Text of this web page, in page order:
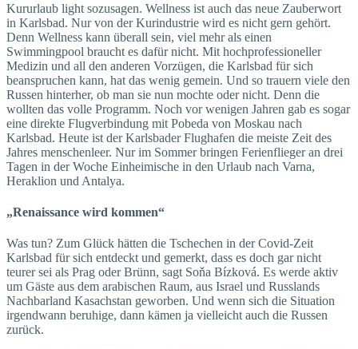
Kururlaub light sozusagen. Wellness ist auch das neue Zauberwort
in Karlsbad. Nur von der Kurindustrie wird es nicht gern gehört.
Denn Wellness kann überall sein, viel mehr als einen
Swimmingpool braucht es dafür nicht. Mit hochprofessioneller
Medizin und all den anderen Vorzügen, die Karlsbad für sich
beanspruchen kann, hat das wenig gemein. Und so trauern viele den
Russen hinterher, ob man sie nun mochte oder nicht. Denn die
wollten das volle Programm. Noch vor wenigen Jahren gab es sogar
eine direkte Flugverbindung mit Pobeda von Moskau nach
Karlsbad. Heute ist der Karlsbader Flughafen die meiste Zeit des
Jahres menschenleer. Nur im Sommer bringen Ferienflieger an drei
Tagen in der Woche Einheimische in den Urlaub nach Varna,
Heraklion und Antalya.
„Renaissance wird kommen“
Was tun? Zum Glück hätten die Tschechen in der Covid-Zeit
Karlsbad für sich entdeckt und gemerkt, dass es doch gar nicht
teurer sei als Prag oder Brünn, sagt Soňa Bízková. Es werde aktiv
um Gäste aus dem arabischen Raum, aus Israel und Russlands
Nachbarland Kasachstan geworben. Und wenn sich die Situation
irgendwann beruhige, dann kämen ja vielleicht auch die Russen
zurück.